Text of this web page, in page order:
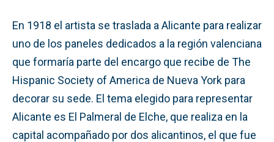
En 1918 el artista se traslada a Alicante para realizar
uno de los paneles dedicados a la región valenciana
que formaría parte del encargo que recibe de The
Hispanic Society of America de Nueva York para
decorar su sede. El tema elegido para representar
Alicante es El Palmeral de Elche, que realiza en la
capital acompañado por dos alicantinos, el que fue